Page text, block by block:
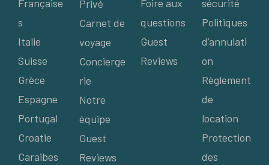
Française
s
Italie
Suisse
Grèce
Espagne
Portugal
Croatie
Caraibes
Privé
Carnet de
voyage
Concierge
rie
Notre
équipe
Guest
Reviews
Foire aux
questions
Guest
Reviews
sécurité
Politiques
d’annulati
on
Règlement
de
location
Protection
des